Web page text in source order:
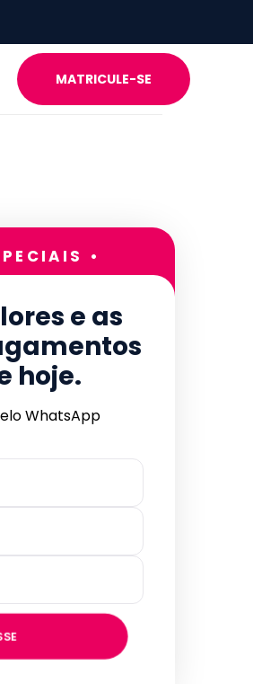
MATRICULE-SE
•
e as
hoje.
WhatsApp